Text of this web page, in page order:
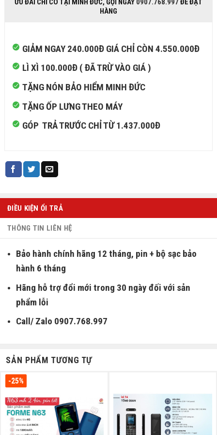
ƯU ĐÃI CHỈ CÓ TẠI MINH ĐỨC, GỌI NGAY 0907.768.997 ĐỂ ĐẶT
HÀNG
GIẢM NGAY 240.000Đ GIÁ CHỈ CÒN 4.550.000Đ
LÌ XÌ 100.000Đ ( ĐÃ TRỪ VÀO GIÁ )
TẶNG NÓN BẢO HIỂM MINH ĐỨC
TẶNG ỐP LƯNG THEO MÁY
GÓP TRẢ TRƯỚC CHỈ TỪ 1.437.000Đ
ĐIỀU KIỆN ỔI TRẢ
THÔNG TIN LIÊN HỆ
Bảo hành chính hãng 12 tháng, pin + bộ sạc bảo
hành 6 tháng
Hãng hỗ trợ đổi mới trong 30 ngày đối với sản
phẩm lỗi
Call/ Zalo 0907.768.997
SẢN PHẨM TƯƠNG TỰ
-25%